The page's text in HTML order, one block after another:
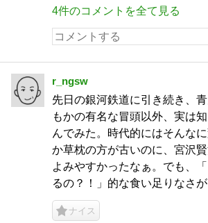
4件のコメントを全て見る
r_ngsw
先日の銀河鉄道に引き続き、
もかの有名な冒頭以外、実は
んでみた。時代的にはそんな
か草枕の方が古いのに、宮沢
よみやすかったなぁ。でも、
るの？！」的な食い足りなさ
ナイス